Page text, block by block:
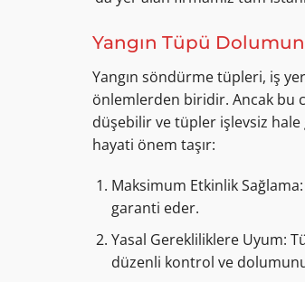
Yangın Tüpü
Yangın söndürme tüpleri, iş
önlemlerden biridir. Ancak bu
düşebilir ve tüpler işlevsiz hale
hayati önem taşır:
Maksimum Etkinlik
garanti eder.
Yasal Gerekliliklere Uyum:
düzenli kontrol ve